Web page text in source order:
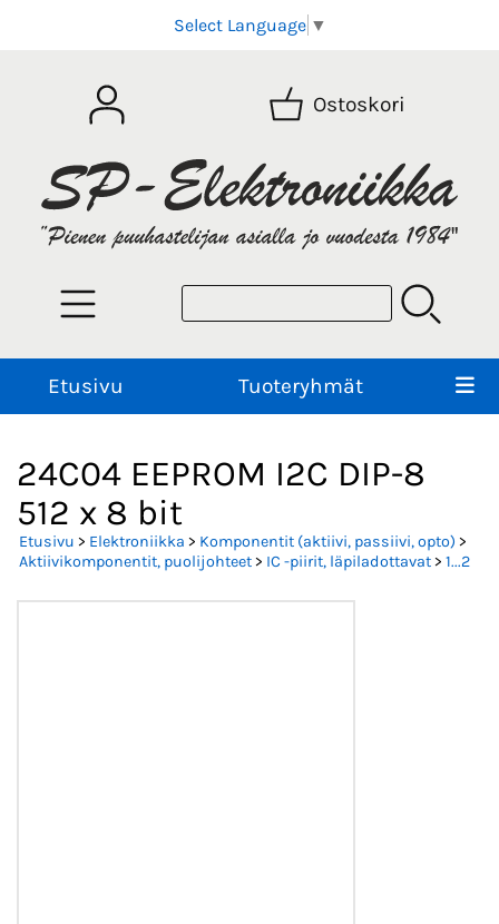
Select Language ▼
Ostoskori
Etusivu Tuoteryhmät
24C04 EEPROM I2C DIP-8
512 x 8 bit
Etusivu > Elektroniikka > Komponentit (aktiivi, passiivi, opto) >
Aktiivikomponentit, puolijohteet> IC -piirit, läpiladottavat> 1...2